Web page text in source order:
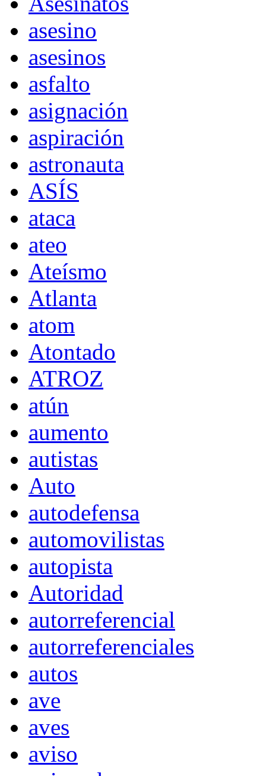
asesino
asesinos
asfalto
asignación
aspiración
astronauta
ASÍS
ataca
ateo
Ateísmo
Atlanta
atom
Atontado
ATROZ
atún
aumento
autistas
Auto
autodefensa
automovilistas
autopista
Autoridad
autorreferencial
autorreferenciales
autos
ave
aves
aviso